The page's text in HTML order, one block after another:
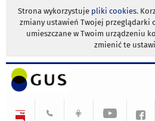
Strona wykorzystuje pliki cookies.
zmiany ustawień Twojej przeglądarki
umieszczane w Twoim urządzeniu
zmienić te